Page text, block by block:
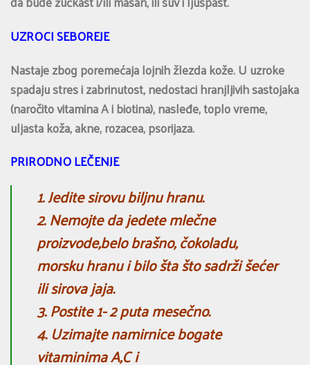
UZROCI SEBOREJE
Nastaje zbog poremećaja lojnih žlezda kože. U uzroke
spadaju stres i zabrinutost, nedostaci hranjljivih sastojaka
(naročito vitamina A i biotina), nasleđe, toplo vreme,
uljasta koža, akne, rozacea, psorijaza.
PRIRODNO LEČENJE
1. Jedite sirovu biljnu hranu.
2. Nemojte da jedete mlečne
proizvode,belo brašno, čokoladu,
morsku hranu i bilo šta što sadrži šećer
ili sirova jaja.
3. Postite 1- 2 puta mesečno.
4. Uzimajte namirnice bogate
vitaminima A,C i